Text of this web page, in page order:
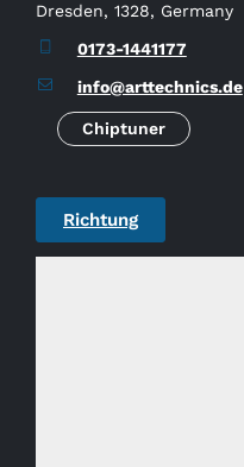
Dresden, 1328, Germany
0173-1441177
info@arttechnics.de
Chiptuner
Richtung